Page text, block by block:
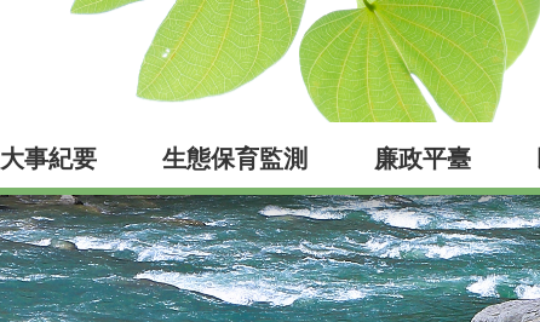
大事紀要 生態保育監測 廉政平臺